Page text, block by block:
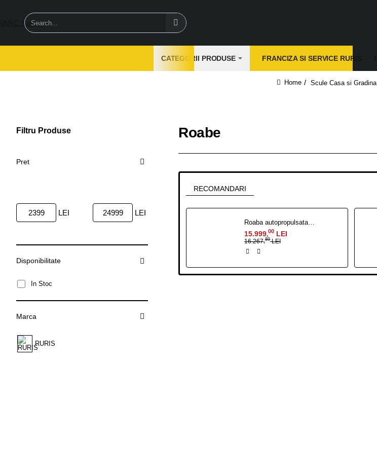
Search...
CATEGORII PRODUSE FRANCIZA SI SERVICE RURIS
Scule Casa si Gradina
Filtru Produse
Pret
LEI LEI
Disponibilitate
In Stoc
Marca
RURIS
Roabe
RECOMANDARI
15.999,00 LEI
16.267,89LEI